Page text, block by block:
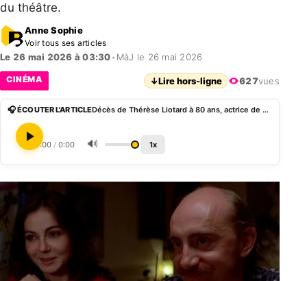
du théâtre.
Anne Sophie
Voir tous ses articles
Le 26 mai 2026 à 03:30• MàJ le 26 mai 2026
CINÉMA ↓Lire hors-ligne 627vues
🎧 ÉCOUTER L'ARTICLE Décès de Thérèse Liotard à 80 ans, actrice de Viens chez moi j’habite chez une copine
0:00 / 0:00 🔊 1x